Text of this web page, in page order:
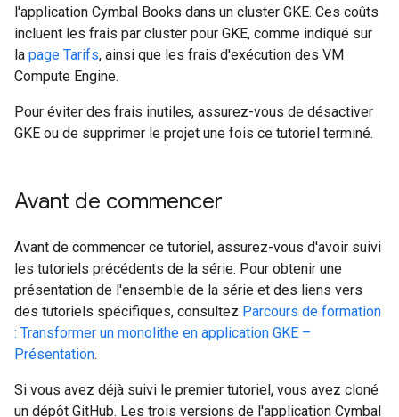
l'application Cymbal Books dans un cluster GKE. Ces coûts
incluent les frais par cluster pour GKE, comme indiqué sur
la page Tarifs, ainsi que les frais d'exécution des VM
Compute Engine.
Pour éviter des frais inutiles, assurez-vous de désactiver
GKE ou de supprimer le projet une fois ce tutoriel terminé.
Avant de commencer
Avant de commencer ce tutoriel, assurez-vous d'avoir suivi
les tutoriels précédents de la série. Pour obtenir une
présentation de l'ensemble de la série et des liens vers
des tutoriels spécifiques, consultez Parcours de formation
: Transformer un monolithe en application GKE –
Présentation.
Si vous avez déjà suivi le premier tutoriel, vous avez cloné
un dépôt GitHub. Les trois versions de l'application Cymbal